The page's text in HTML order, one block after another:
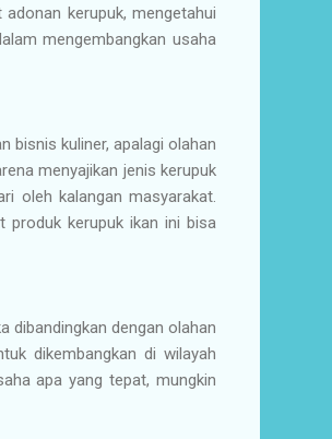
kerupuk, mengetahui
mengembangkan usaha
bisnis kuliner, apalagi olahan
menyajikan jenis kerupuk
oleh kalangan masyarakat.
produk kerupuk ikan ini bisa
dibandingkan dengan olahan
dikembangkan di wilayah
apa yang tepat, mungkin